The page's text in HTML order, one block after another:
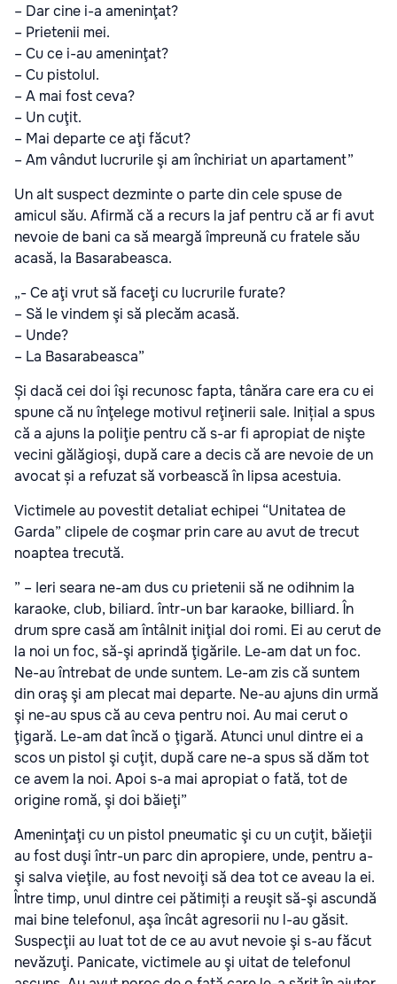
– Dar cine i-a ameninţat?
– Prietenii mei.
– Cu ce i-au ameninţat?
– Cu pistolul.
– A mai fost ceva?
– Un cuţit.
– Mai departe ce aţi făcut?
– Am vândut lucrurile şi am închiriat un apartament”
Un alt suspect dezminte o parte din cele spuse de
amicul său. Afirmă că a recurs la jaf pentru că ar fi avut
nevoie de bani ca să meargă împreună cu fratele său
acasă, la Basarabeasca.
„- Ce aţi vrut să faceţi cu lucrurile furate?
– Să le vindem şi să plecăm acasă.
– Unde?
– La Basarabeasca”
Și dacă cei doi îşi recunosc fapta, tânăra care era cu ei
spune că nu înţelege motivul reţinerii sale. Inițial a spus
că a ajuns la poliţie pentru că s-ar fi apropiat de nişte
vecini gălăgioşi, după care a decis că are nevoie de un
avocat și a refuzat să vorbească în lipsa acestuia.
Victimele au povestit detaliat echipei “Unitatea de
Garda” clipele de coşmar prin care au avut de trecut
noaptea trecută.
” – Ieri seara ne-am dus cu prietenii să ne odihnim la
karaoke, club, biliard. într-un bar karaoke, billiard. În
drum spre casă am întâlnit iniţial doi romi. Ei au cerut de
la noi un foc, să-şi aprindă ţigările. Le-am dat un foc.
Ne-au întrebat de unde suntem. Le-am zis că suntem
din oraş şi am plecat mai departe. Ne-au ajuns din urmă
şi ne-au spus că au ceva pentru noi. Au mai cerut o
ţigară. Le-am dat încă o ţigară. Atunci unul dintre ei a
scos un pistol şi cuţit, după care ne-a spus să dăm tot
ce avem la noi. Apoi s-a mai apropiat o fată, tot de
origine romă, şi doi băieţi”
Ameninţaţi cu un pistol pneumatic şi cu un cuţit, băieţii
au fost duşi într-un parc din apropiere, unde, pentru a-
şi salva vieţile, au fost nevoiţi să dea tot ce aveau la ei.
Între timp, unul dintre cei pătimiți a reuşit să-şi ascundă
mai bine telefonul, aşa încât agresorii nu l-au găsit.
Suspecţii au luat tot de ce au avut nevoie şi s-au făcut
nevăzuţi. Panicate, victimele au şi uitat de telefonul